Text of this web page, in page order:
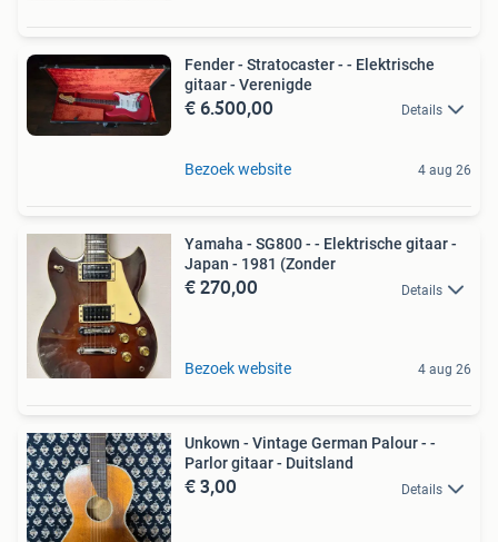
Fender - Stratocaster - - Elektrische
gitaar - Verenigde
€ 6.500,00 Details
Bezoek website 4 aug 26
Yamaha - SG800 - - Elektrische gitaar -
Japan - 1981 (Zonder
€ 270,00 Details
Bezoek website 4 aug 26
Unkown - Vintage German Palour - -
Parlor gitaar - Duitsland
€ 3,00 Details